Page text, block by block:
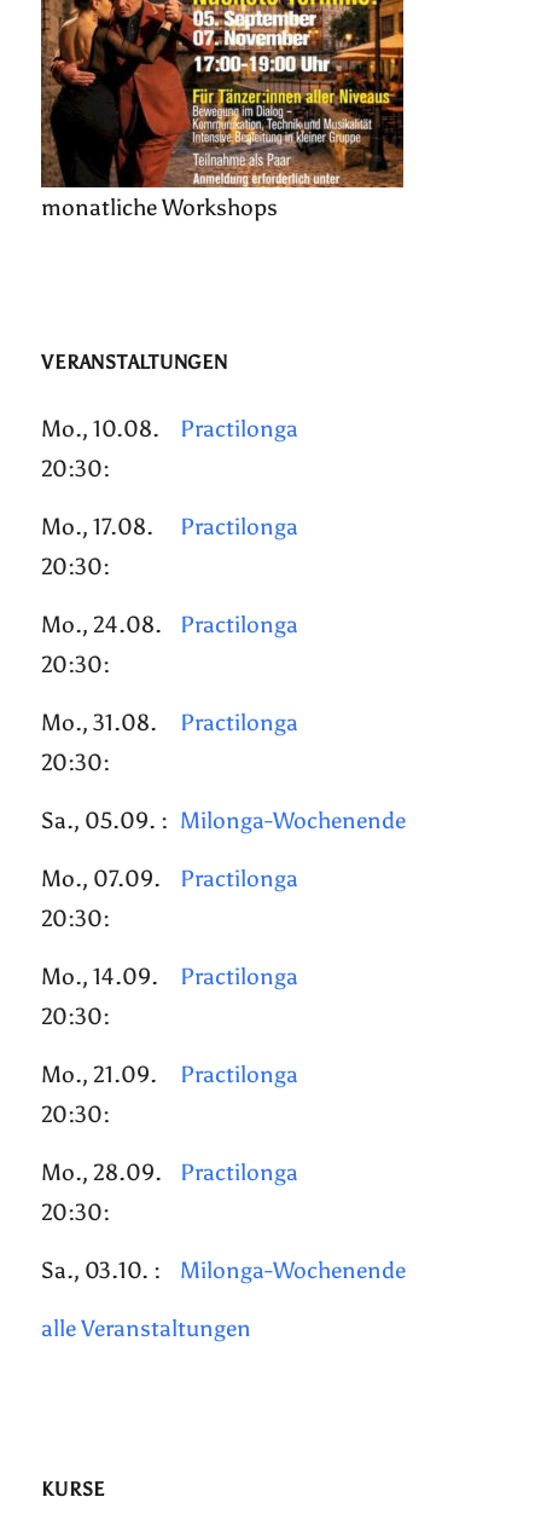
monatliche Workshops
VERANSTALTUNGEN
Mo., 10.08.
20:30:
Practilonga
Mo., 17.08.
20:30:
Practilonga
Mo., 24.08.
20:30:
Practilonga
Mo., 31.08.
20:30:
Practilonga
Sa., 05.09. : Milonga-Wochenende
Mo., 07.09.
20:30:
Practilonga
Mo., 14.09.
20:30:
Practilonga
Mo., 21.09.
20:30:
Practilonga
Mo., 28.09.
20:30:
Practilonga
Sa., 03.10. : Milonga-Wochenende
alle Veranstaltungen
KURSE